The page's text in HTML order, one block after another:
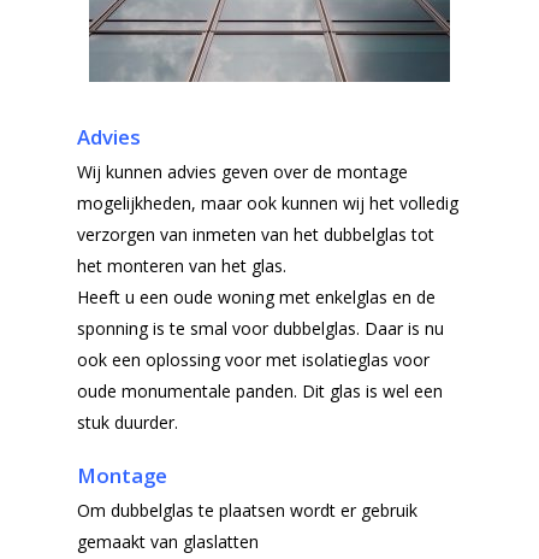
Advies
Wij kunnen advies geven over de montage
mogelijkheden, maar ook kunnen wij het volledig
verzorgen van inmeten van het dubbelglas tot
het monteren van het glas.
Heeft u een oude woning met enkelglas en de
sponning is te smal voor dubbelglas. Daar is nu
ook een oplossing voor met isolatieglas voor
oude monumentale panden. Dit glas is wel een
stuk duurder.
Montage
Om dubbelglas te plaatsen wordt er gebruik
gemaakt van glaslatten